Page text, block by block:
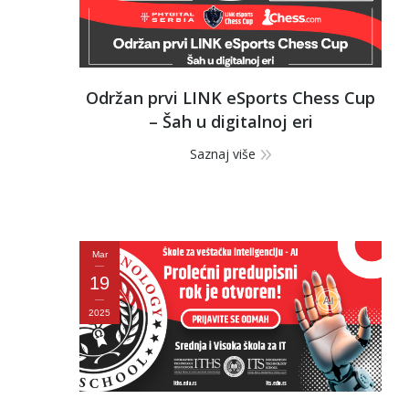
Održan prvi LINK eSports Chess Cup
– Šah u digitalnoj eri
Saznaj više
Mar
19
2025